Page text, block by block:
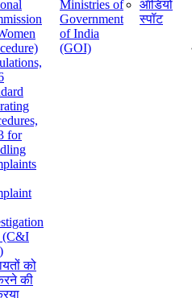
for
(C&I
को
की
Ministries of
Government
of India
(GOI)
ऑडियो
स्पॉट